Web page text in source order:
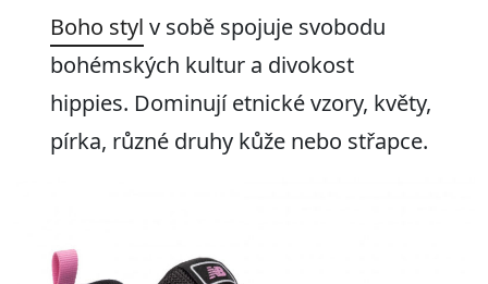
Boho styl v sobě spojuje svobodu
bohémských kultur a divokost
hippies. Dominují etnické vzory, květy,
pírka, různé druhy kůže nebo střapce.